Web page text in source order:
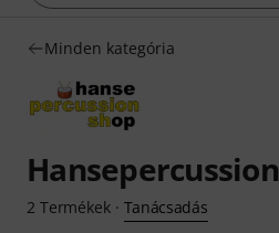
Minden kategória
Hansepercussion
2 Termékek· Tanácsadás